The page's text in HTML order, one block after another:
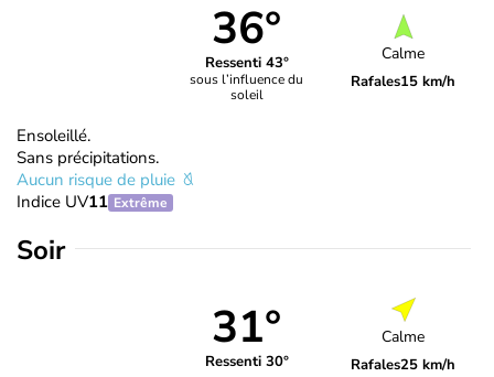
36°
Ressenti 43°
sous l’influence du
soleil
Calme
Rafales15 km/h
Ensoleillé.
Sans précipitations.
Aucun risque de pluie
Indice UV11 Extrême
Soir
31°
Ressenti 30°
Calme
Rafales25 km/h